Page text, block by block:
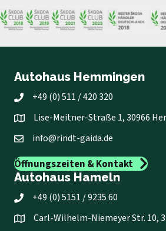
Autohaus Hemmingen
+49 (0) 511 / 420 320
Lise-Meitner-Straße 1, 30966
info@rindt-gaida.de
Öffnungszeiten & Kontakt
Autohaus Hameln
+49 (0) 5151 / 9235 60
Carl-Wilhelm-Niemeyer Str. 10,